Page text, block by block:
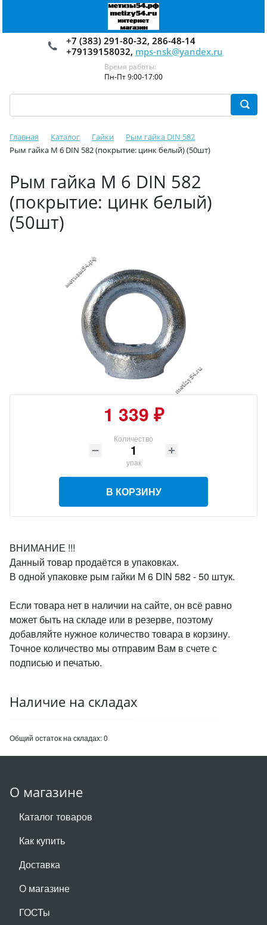
+7 (383) 291-80-32, 286-48-14
+79139158032, mps-nsk@yandex.ru
Время работы:
Пн-Пт 9:00-17:00
Главная Каталог Гайки
Рым гайка DIN 582
Рым гайка М 6 DIN 582 (покрытие: цинк белый) (50шт)
Рым гайка М 6 DIN 582
(покрытие: цинк белый)
(50шт)
1 339 ₽
Количество
упак
В КОРЗИНУ
ВНИМАНИЕ !!!
Данный товар продаётся в упаковках.
В одной упаковке рым гайки М 6 DIN 582 - 50 штук.
Если товара нет в наличии на сайте, он всё равно
может быть на складе или в резерве, поэтому
добавляйте нужное количество товара в корзину.
Точное количество мы отправим Вам в счете с
подписью и печатью.
Наличие на складах
Общий остаток на складах:0
О магазине
Каталог товаров
Как купить
Доставка
О магазине
ГОСТы